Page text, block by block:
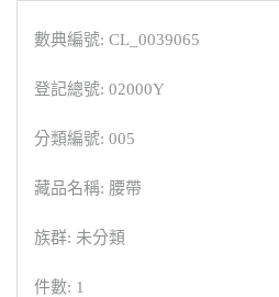
數典編號: CL_0039065
登記總號: 02000Y
分類編號: 005
藏品名稱: 腰帶
族群: 未分類
件數: 1